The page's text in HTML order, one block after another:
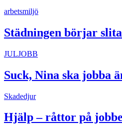
arbetsmiljö
Städningen börjar
JULJOBB
Suck, Nina ska jobba
Skadedjur
Hjälp – råttor på